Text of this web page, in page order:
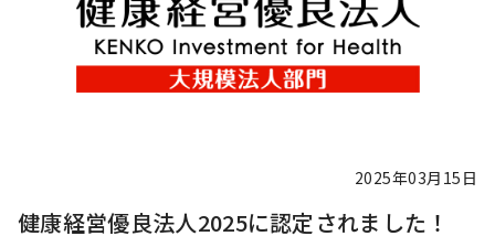
2025年03月15日
健康経営優良法人2025に認定されました！